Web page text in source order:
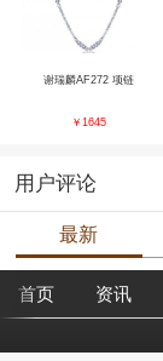
谢瑞麟AF272 项链
￥1645
用户评论
最新
首页 资讯